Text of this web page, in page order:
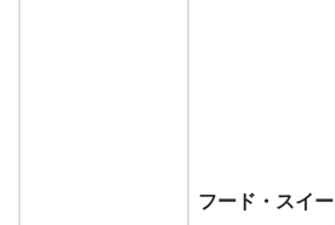
フード・スイー